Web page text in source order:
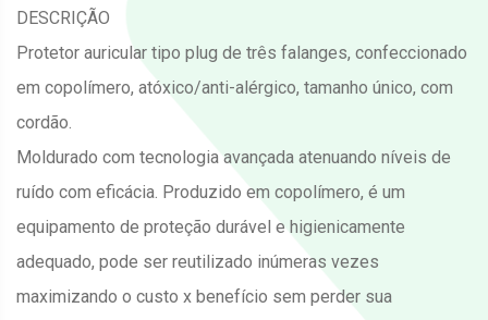
DESCRIÇÃO
Protetor auricular tipo plug de três falanges, confeccionado
em copolímero, atóxico/anti-alérgico, tamanho único, com
cordão.
Moldurado com tecnologia avançada atenuando níveis de
ruído com eficácia. Produzido em copolímero, é um
equipamento de proteção durável e higienicamente
adequado, pode ser reutilizado inúmeras vezes
maximizando o custo x benefício sem perder sua